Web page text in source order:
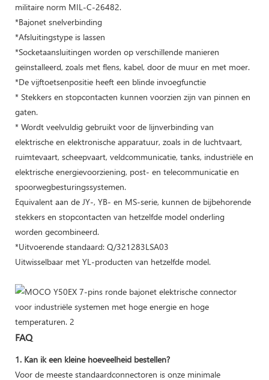
militaire norm MIL-C-26482.
*Bajonet snelverbinding
*Afsluitingstype is lassen
*Socketaansluitingen worden op verschillende manieren
geïnstalleerd, zoals met flens, kabel, door de muur en met moer.
*De vijftoetsenpositie heeft een blinde invoegfunctie
* Stekkers en stopcontacten kunnen voorzien zijn van pinnen en
gaten.
* Wordt veelvuldig gebruikt voor de lijnverbinding van
elektrische en elektronische apparatuur, zoals in de luchtvaart,
ruimtevaart, scheepvaart, veldcommunicatie, tanks, industriële en
elektrische energievoorziening, post- en telecommunicatie en
spoorwegbesturingssystemen.
Equivalent aan de JY-, YB- en MS-serie, kunnen de bijbehorende
stekkers en stopcontacten van hetzelfde model onderling
worden gecombineerd.
*Uitvoerende standaard: Q/321283LSA03
Uitwisselbaar met YL-producten van hetzelfde model.
FAQ
1. Kan ik een kleine hoeveelheid bestellen?
Voor de meeste standaardconnectoren is onze minimale